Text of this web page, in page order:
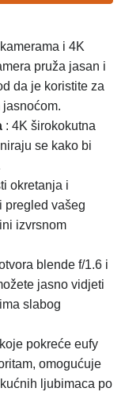
i 4K
pruža jasan i
da je koristite za
: 4K širokokutna
se kako bi
okretanja i
pregled vašeg
izvrsnom
blende f/1.6 i
jasno vidjeti
slabog
pokreće eufy
omogućuje
ljubimaca po